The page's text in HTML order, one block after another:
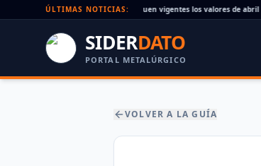
ÚLTIMAS NOTICIAS:
UOM agosto 2026: sin acuerdo, siguen vigentes los valores de abril
SIDERDATO
PORTAL METALÚRGICO
VOLVER A LA GUÍA